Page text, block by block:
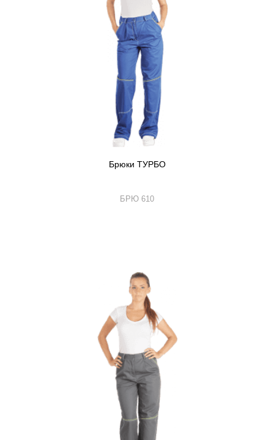
Брюки ТУРБО
БРЮ 610